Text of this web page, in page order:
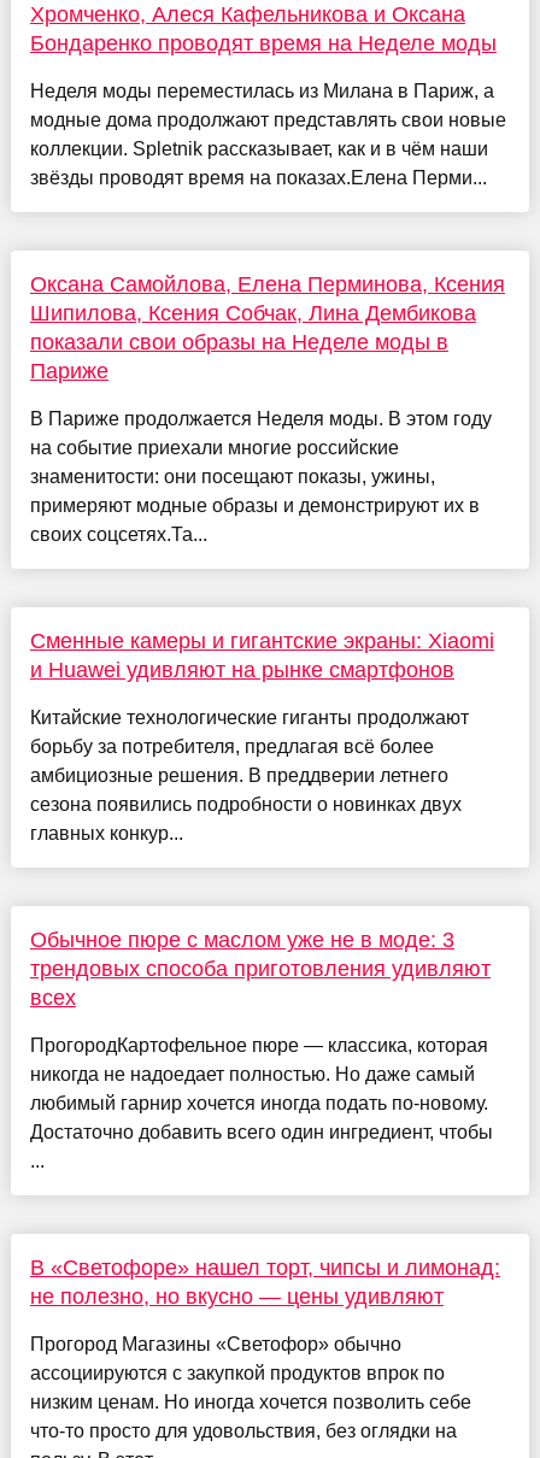
Хромченко, Алеся Кафельникова и Оксана
Бондаренко проводят время на Неделе моды
Неделя моды переместилась из Милана в Париж, а
модные дома продолжают представлять свои новые
коллекции. Spletnik рассказывает, как и в чём наши
звёзды проводят время на показах.Елена Перми...
Оксана Самойлова, Елена Перминова, Ксения
Шипилова, Ксения Собчак, Лина Дембикова
показали свои образы на Неделе моды в
Париже
В Париже продолжается Неделя моды. В этом году
на событие приехали многие российские
знаменитости: они посещают показы, ужины,
примеряют модные образы и демонстрируют их в
своих соцсетях.Та...
Сменные камеры и гигантские экраны: Xiaomi
и Huawei удивляют на рынке смартфонов
Китайские технологические гиганты продолжают
борьбу за потребителя, предлагая всё более
амбициозные решения. В преддверии летнего
сезона появились подробности о новинках двух
главных конкур...
Обычное пюре с маслом уже не в моде: 3
трендовых способа приготовления удивляют
всех
ПрогородКартофельное пюре — классика, которая
никогда не надоедает полностью. Но даже самый
любимый гарнир хочется иногда подать по-новому.
Достаточно добавить всего один ингредиент, чтобы
...
В «Светофоре» нашел торт, чипсы и лимонад:
не полезно, но вкусно — цены удивляют
Прогород Магазины «Светофор» обычно
ассоциируются с закупкой продуктов впрок по
низким ценам. Но иногда хочется позволить себе
что-то просто для удовольствия, без оглядки на